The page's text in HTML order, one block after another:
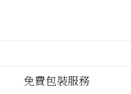
免費包裝服務